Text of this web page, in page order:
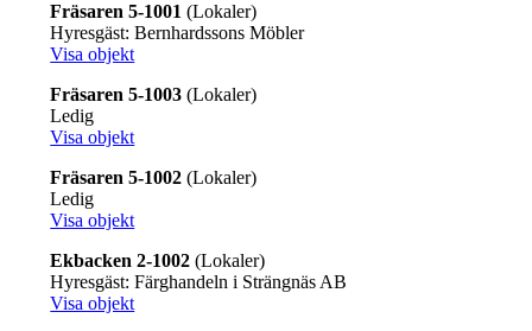
Fräsaren 5-1001 (Lokaler)
Hyresgäst: Bernhardssons Möbler
Visa objekt
Fräsaren 5-1003 (Lokaler)
Ledig
Visa objekt
Fräsaren 5-1002 (Lokaler)
Ledig
Visa objekt
Ekbacken 2-1002 (Lokaler)
Hyresgäst: Färghandeln i Strängnäs AB
Visa objekt